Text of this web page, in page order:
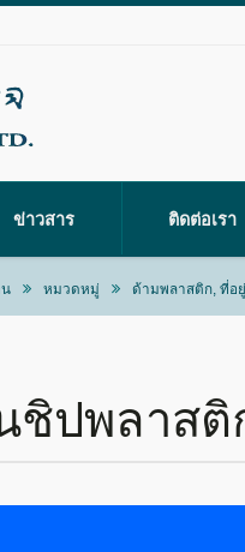
ข่าวสาร ติดต่อเรา
หมวดหมู่ ด้ามพลาสติก, ที่อ
ชิปพลาสติ